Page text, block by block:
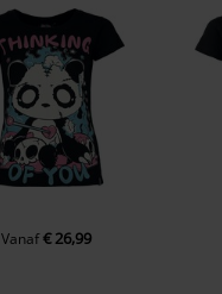
Vanaf€ 26,99